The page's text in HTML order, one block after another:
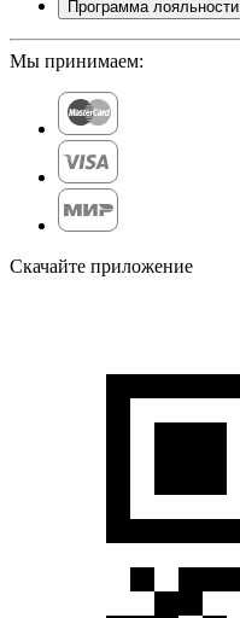
Программа лояльности
Мы принимаем:
Скачайте приложение